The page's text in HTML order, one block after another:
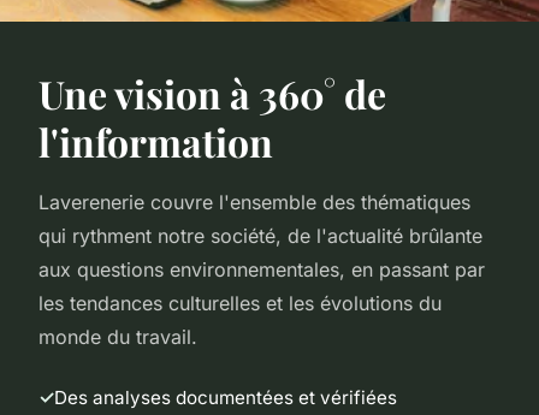
Une vision à 360° de
l'information
Laverenerie couvre l'ensemble des thématiques
qui rythment notre société, de l'actualité brûlante
aux questions environnementales, en passant par
les tendances culturelles et les évolutions du
monde du travail.
Des analyses documentées et vérifiées